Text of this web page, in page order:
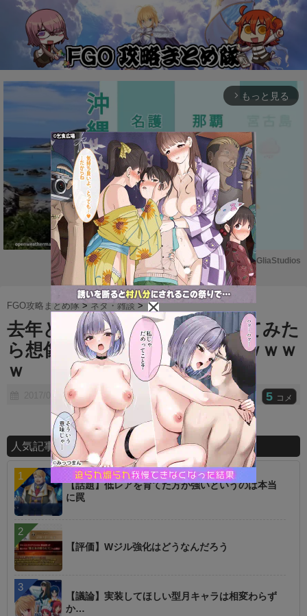
arrow_forward_ios もっと見る
M
u
t
Powered by GliaStudios
FGO攻略まとめ隊 >ネタ・雑談 >
去年と今年のイベントを並べてみた
ら想像以上に酷すぎてワロタｗｗｗ
ｗ
2017/07/09 5 コメ
人気記事ランキング
【話題】低レアを育てた方が強いというのは本当
に罠
【評価】Wジル強化はどうなんだろう
【議論】実装してほしい型月キャラは相変わらず
か…